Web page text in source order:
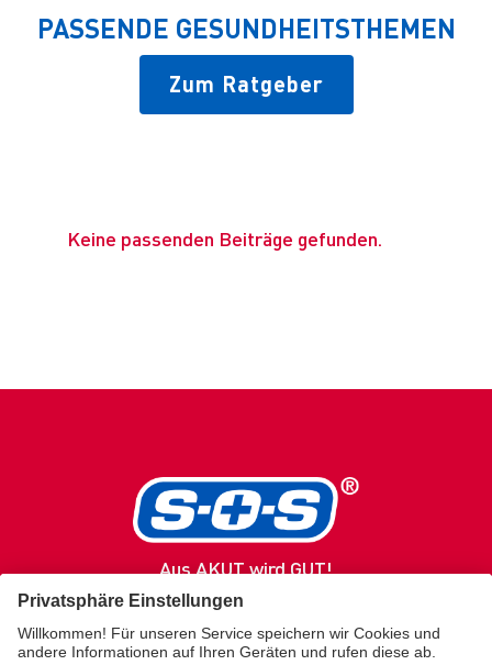
PASSENDE GESUNDHEITSTHEMEN
Zum Ratgeber
Keine passenden Beiträge gefunden.
Aus AKUT wird GUT!
SOS
Produkte